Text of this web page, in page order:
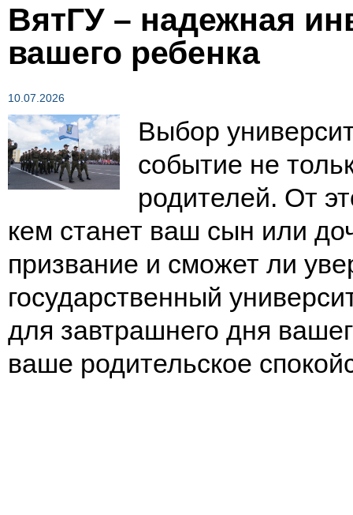
ВятГУ – надежная
вашего ребенка
10.07.2026
Выбор
событие не
родителей. От
кем станет ваш сын или
призвание и сможет ли
государственный
для завтрашнего дня
ваше родительское